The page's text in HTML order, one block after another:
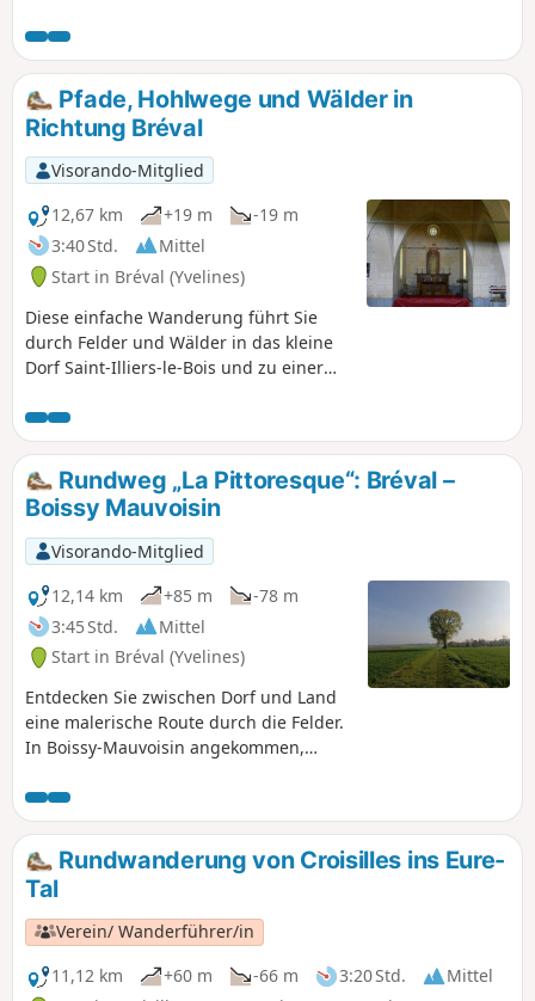
Tue-Cheval, aber auch das Schloss von
Escorpain zu bewundern. Zwei hübsche
Teiche stehen ebenfalls auf dem
Programm. Es handelt sich um eine
Wanderung ohne große Schwierigkeiten
mit einigen Abschnitten im Wald, die
bei sehr heißem Wetter sehr
willkommen sind!
Pfade, Hohlwege und Wälder in
Richtung Bréval
Visorando-Mitglied
12,67 km
+19 m
-19 m
3:40 Std.
Mittel
Start in Bréval (Yvelines)
Diese einfache Wanderung führt Sie
durch Felder und Wälder in das kleine
Dorf Saint-Illiers-le-Bois und zu einer
Rundweg „La Pittoresque“: Bréval –
Boissy Mauvoisin
Visorando-Mitglied
12,14 km
+85 m
-78 m
3:45 Std.
Mittel
Start in Bréval (Yvelines)
Entdecken Sie zwischen Dorf und Land
eine malerische Route durch die Felder.
In Boissy-Mauvoisin angekommen,
Gassen, bevor Sie über die Felder
zurück in die Gemeinde Bréval
gelangen.
Rundwanderung von Croisilles ins Eure-
Tal
Verein/ Wanderführer/in
11,12 km
+60 m -66 m 3:20 Std.
Mittel